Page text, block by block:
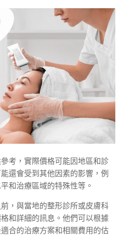
考，實際價格可能因地區和診
還會受到其他因素的影響，例
和治療區域的特殊性等。
，與當地的整形診所或皮膚科
和詳細的訊息。他們可以根據
合的治療方案和相關費用的估